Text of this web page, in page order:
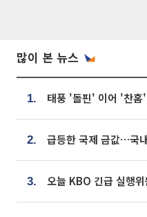
많이 본 뉴스
1.
2. 급등한 국제 금값…국
3. 오늘 KBO 긴급 실행